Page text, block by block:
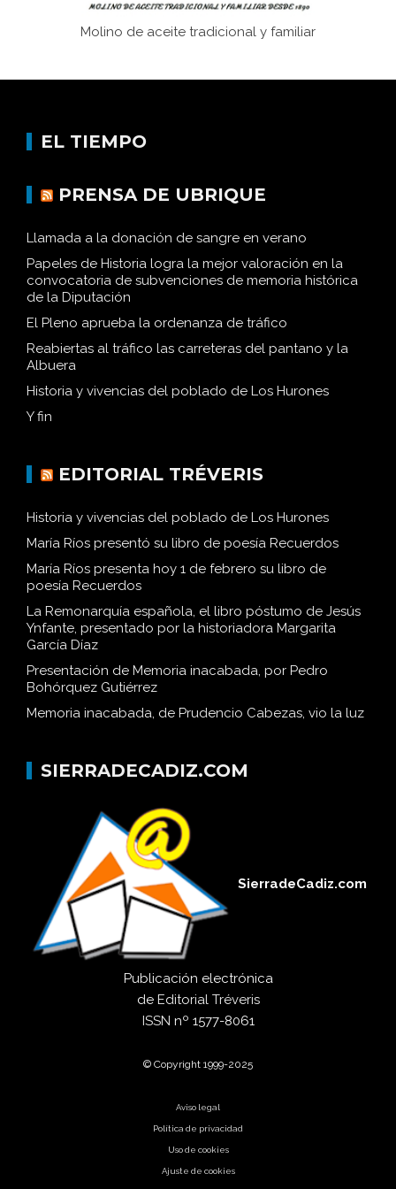
Llamada a la donación de sangre en verano
Papeles de Historia logra la mejor valoración en la
convocatoria de subvenciones de memoria histórica
de la Diputación
El Pleno aprueba la ordenanza de tráfico
Reabiertas al tráfico las carreteras del pantano y la
Albuera
Historia y vivencias del poblado de Los Hurones
Historia y vivencias del poblado de Los Hurones
María Ríos presentó su libro de poesía Recuerdos
María Ríos presenta hoy 1 de febrero su libro de
poesía Recuerdos
La Remonarquía española, el libro póstumo de Jesús
Ynfante, presentado por la historiadora Margarita
García Díaz
Presentación de Memoria inacabada, por Pedro
Bohórquez Gutiérrez
Publicación electrónica
deEditorial Tréveris
Aviso legal
Política de privacidad
Uso de cookies